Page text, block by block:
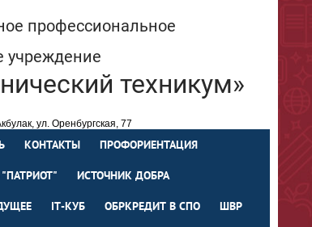
профессиональное
учреждение
техникум»
ул. Оренбургская, 77
КОНТАКТЫ ПРОФОРИЕНТАЦИЯ
ИСТОЧНИК ДОБРА
IТ-КУБ ОБРКРЕДИТ В СПО ШВР